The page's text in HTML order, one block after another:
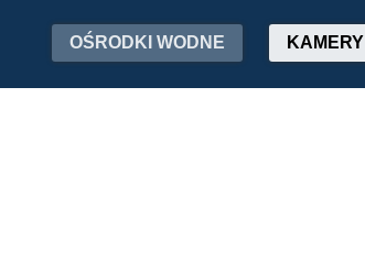
OŚRODKI WODNE KAMERY